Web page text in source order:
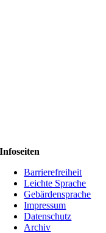
Infoseiten
Barrierefreiheit
Leichte Sprache
Gebärdensprache
Impressum
Datenschutz
Archiv